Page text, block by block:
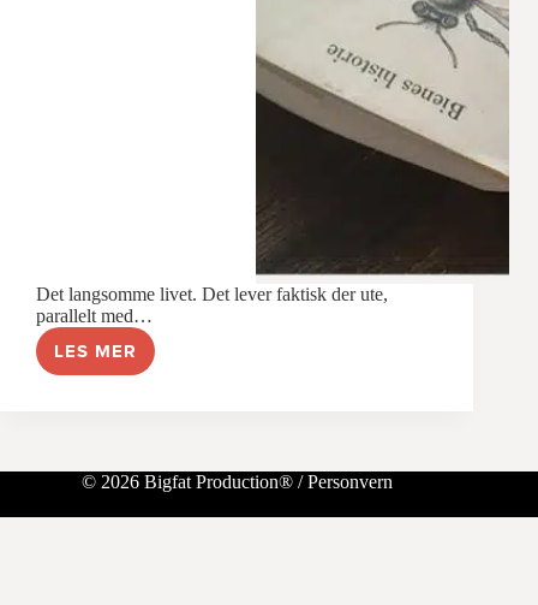
Det langsomme livet. Det lever faktisk der ute,
parallelt med…
LES MER
EN
LANGSOM
© 2026 Bigfat Production® /Personvern